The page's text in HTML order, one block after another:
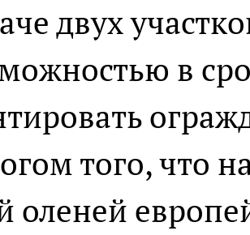
двух
в
того, что
оленей